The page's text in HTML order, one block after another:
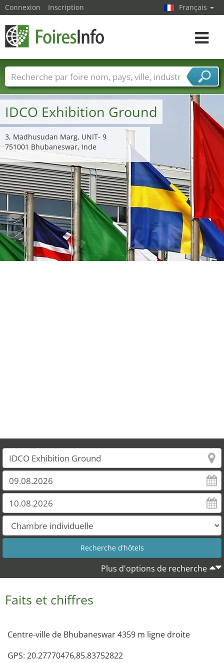
IDCO Exhibition Ground
3, Madhusudan Marg, UNIT- 9
751001 Bhubaneswar, Inde
Plus d'options de recherche
Faits et chiffres
Centre-ville de Bhubaneswar 4359 m ligne droite
GPS: 20.27770476,85.83752822
Connexion Inscription Français
Toggle
Foire noms Pays Villes
Secteurs de foire
Secteurs du fournisseur de services